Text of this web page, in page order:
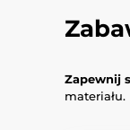
Zapewnij
materiału.